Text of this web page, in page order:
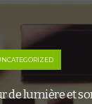
de lumière et